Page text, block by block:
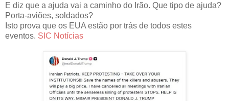
E diz que a ajuda vai a caminho do Irão. Que tipo de ajuda?
Porta-aviões, soldados?
Isto prova que os EUA estão por trás de todos estes
eventos. SIC Notícias